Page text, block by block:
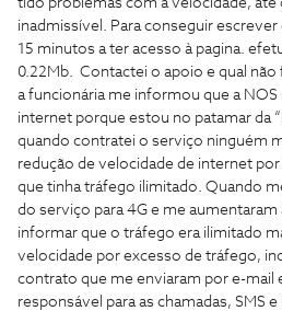
tido problemas com a velocidade, até
inadmissível. Para conseguir
15 minutos a ter acesso à pagina.
0.22Mb. Contactei o apoio e qual
a funcionária me informou que a NOS
internet porque estou no patamar da
quando contratei o serviço ninguém
redução de velocidade de internet
que tinha tráfego ilimitado. Quando
do serviço para 4G e me
informar que o tráfego era ilimitado
velocidade por excesso de tráfego,
contrato que me enviaram por e-mail
responsável para as chamadas, SMS